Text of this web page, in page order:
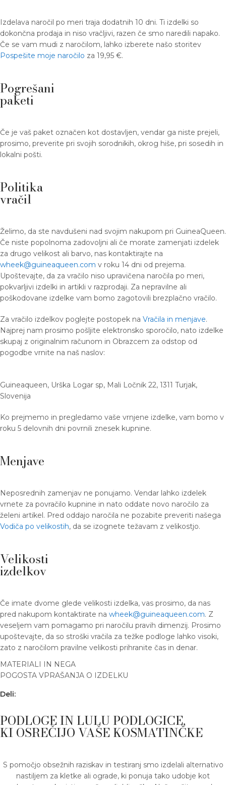
Izdelava naročil po meri traja dodatnih 10 dni. Ti izdelki so
dokončna prodaja in niso vračljivi, razen če smo naredili napako.
Če se vam mudi z naročilom, lahko izberete našo storitev
Pospešite moje naročilo za 19,95 €.
Pogrešani
paketi
Če je vaš paket označen kot dostavljen, vendar ga niste prejeli,
prosimo, preverite pri svojih sorodnikih, okrog hiše, pri sosedih in
lokalni pošti.
Politika
vračil
Želimo, da ste navdušeni nad svojim nakupom pri GuineaQueen.
Če niste popolnoma zadovoljni ali če morate zamenjati izdelek
za drugo velikost ali barvo, nas kontaktirajte na
wheek@guineaqueen.com v roku 14 dni od prejema.
Upoštevajte, da za vračilo niso upravičena naročila po meri,
pokvarljivi izdelki in artikli v razprodaji. Za nepravilne ali
poškodovane izdelke vam bomo zagotovili brezplačno vračilo.
Za vračilo izdelkov poglejte postopek na Vračila in menjave.
Najprej nam prosimo pošljite elektronsko sporočilo, nato izdelke
skupaj z originalnim računom in Obrazcem za odstop od
pogodbe vrnite na naš naslov:
Guineaqueen, Urška Logar sp, Mali Ločnik 22, 1311 Turjak,
Slovenija
Ko prejmemo in pregledamo vaše vrnjene izdelke, vam bomo v
roku 5 delovnih dni povrnili znesek kupnine.
Menjave
Neposrednih zamenjav ne ponujamo. Vendar lahko izdelek
vrnete za povračilo kupnine in nato oddate novo naročilo za
želeni artikel. Pred oddajo naročila ne pozabite preveriti našega
Vodiča po velikostih, da se izognete težavam z velikostjo.
Velikosti
izdelkov
Če imate dvome glede velikosti izdelka, vas prosimo, da nas
pred nakupom kontaktirate na wheek@guineaqueen.com. Z
veseljem vam pomagamo pri naročilu pravih dimenzij. Prosimo
upoštevajte, da so stroški vračila za težke podloge lahko visoki,
zato z naročilom pravilne velikosti prihranite čas in denar.
MATERIALI IN NEGA
POGOSTA VPRAŠANJA O IZDELKU
Deli:
PODLOGE IN LULU PODLOGICE,
KI OSREČIJO VAŠE KOSMATINČKE
S pomočjo obsežnih raziskav in testiranj smo izdelali alternativo
nastiljem za kletke ali ograde, ki ponuja tako udobje kot